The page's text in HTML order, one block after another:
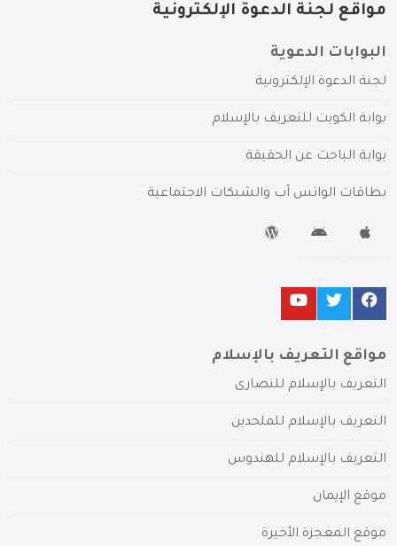
مواقع لجنة الدعوة الإلكترونية
البوابات الدعوية
لجنة الدعوة الإلكترونية
بوابة الكويت للتعريف بالإسلام
بوابة الباحث عن الحقيقة
بطاقات الواتس آب والشبكات الاجتماعية
مواقع التعريف بالإسلام
التعريف بالإسلام للنصارى
التعريف بالإسلام للملحدين
التعريف بالإسلام للهندوس
موقع الإيمان
موقع المعجزة الأخيرة